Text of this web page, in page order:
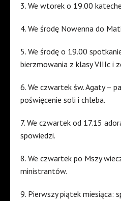
3. We wtorek o 19.00
4. We środę Nowenna do
5. We środę o 19.00
bierzmowania z klasy VIIIc i
6. We czwartek św. Agaty –
poświęcenie soli i chleba.
7. We czwartek od 17.15
spowiedzi.
8. We czwartek po Mszy
ministrantów.
9. Pierwszy piątek miesiąca: